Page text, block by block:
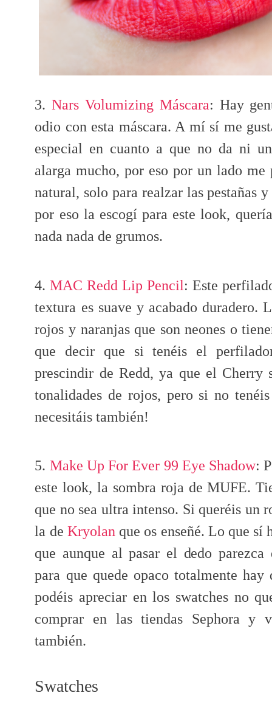
3.Nars Volumizing Máscara: Hay
odio con esta máscara. A mí sí me
especial en cuanto a que no da ni
alarga mucho, por eso por un lado
natural, solo para realzar las pestañas
por eso la escogí para este look,
nada nada de grumos.
4.MAC Redd Lip Pencil: Este
textura es suave y acabado duradero.
rojos y naranjas que son neones o
que decir que si tenéis el
prescindir de Redd, ya que el Cherry
tonalidades de rojos, pero si no
necesitáis también!
5. Make Up For Ever 99 Eye Shadow:
este look, la sombra roja de MUFE.
que no sea ultra intenso. Si queréis un
la de Kryolan que os enseñé. Lo que sí
que aunque al pasar el dedo parezca
para que quede opaco totalmente hay
podéis apreciar en los swatches no
comprar en las tiendas Sephora y
también.
Swatches